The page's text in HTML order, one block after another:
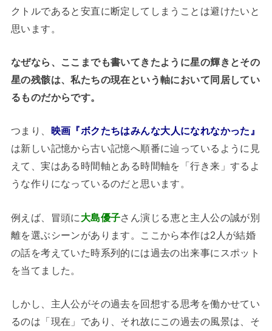
クトルであると安直に断定してしまうことは避けたいと
思います。
なぜなら、ここまでも書いてきたように星の輝きとその
星の残骸は、私たちの現在という軸において同居してい
るものだからです。
つまり、
映画『ボクたちはみんな大人になれなかった』
は新しい記憶から古い記憶へ順番に辿っているように見
えて、実はある時間軸とある時間軸を「行き来」するよ
うな作りになっているのだと思います。
例えば、冒頭に 大島優子さん演じる恵と主人公の誠が別
離を選ぶシーンがあります。ここから本作は2人が結婚
の話を考えていた時系列的には過去の出来事にスポット
を当てました。
しかし、主人公がその過去を回想する思考を働かせてい
るのは「現在」であり、それ故にこの過去の風景は、そ